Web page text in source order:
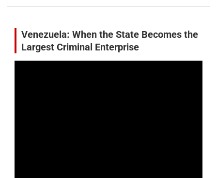
Venezuela: When the State Becomes the
Largest Criminal Enterprise